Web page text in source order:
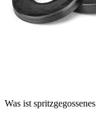
Was ist